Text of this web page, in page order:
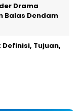
Drama
Balas Dendam
Definisi, Tujuan,